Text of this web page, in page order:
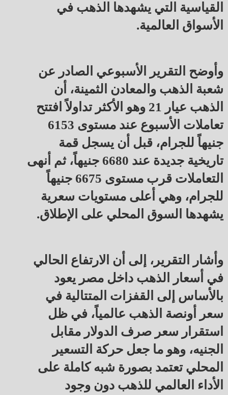
القياسية التي يشهدها الذهب في
الأسواق العالمية.
وأوضح التقرير الأسبوعي الصادر عن
شعبة الذهب والمعادن الثمينة، أن
الذهب عيار 21 وهو الأكثر تداولاً افتتح
تعاملات الأسبوع عند مستوى 6153
جنيهاً للجرام، قبل أن يسجل قمة
تاريخية جديدة عند 6680 جنيهاً، ثم أنهى
التعاملات قرب مستوى 6675 جنيهاً
للجرام، وهي أعلى مستويات سعرية
يشهدها السوق المحلي على الإطلاق.
وأشار التقرير، إلى أن الارتفاع الحالي
في أسعار الذهب داخل مصر يعود
بالأساس إلى القفزات المتتالية في
سعر أونصة الذهب عالمياً، في ظل
استقرار سعر صرف الدولار مقابل
الجنيه، وهو ما جعل حركة التسعير
المحلي تعتمد بصورة شبه كاملة على
الأداء العالمي للذهب دون وجود